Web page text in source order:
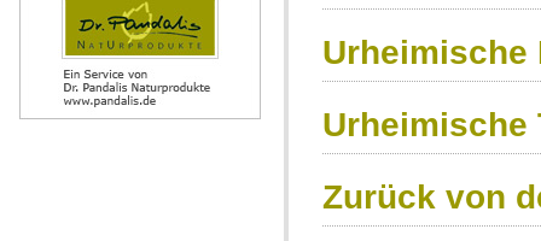
Urheimische
Urheimische
Zurück von